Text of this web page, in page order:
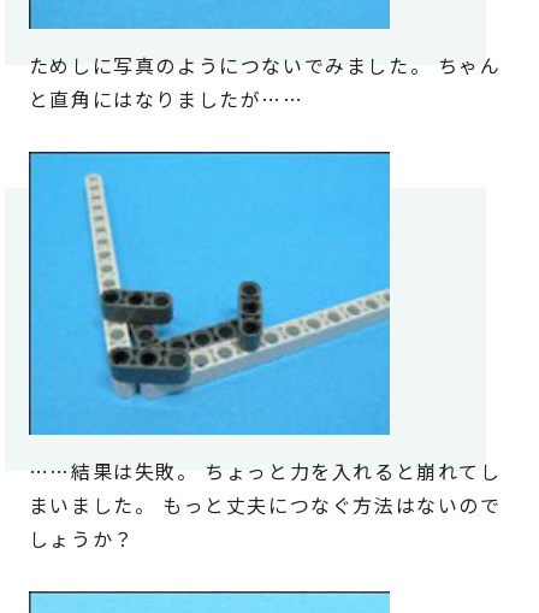
ためしに写真のようにつないでみました。 ちゃん
と直角にはなりましたが……
……結果は失敗。 ちょっと力を入れると崩れてし
まいました。 もっと丈夫につなぐ方法はないので
しょうか？